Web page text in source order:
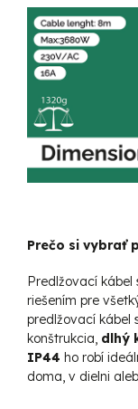
Prečo si vybrať
Predlžovací kábel
riešením pre
predlžovací kábel
konštrukcia, dlhý
IP44 ho robí
doma, v dielni